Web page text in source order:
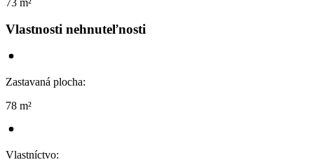
Vlastnosti nehnuteľnosti
Zastavaná plocha:
78 m²
Vlastníctvo: